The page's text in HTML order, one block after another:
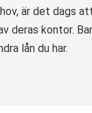
är det dags
deras kontor.
lån du har.